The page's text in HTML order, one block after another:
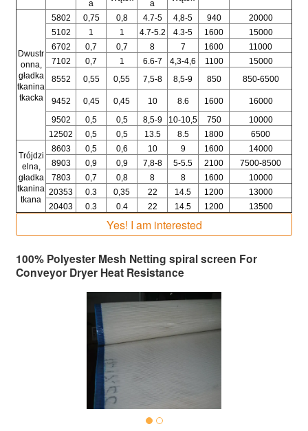
a a
Dwustr
onna,
gładka
tkanina
tkacka
5802 0,75 0,8 4.7-5 4,8-5 940
20000
5102
1 1 4.7-5.2 4.3-5 1600
15000
6702
0,7 0,7 8 7 1600
11000
7102
0,7 1 6.6-7 4,3-4,6 1100
15000
8552
0,55 0,55 7,5-8 8,5-9 850 850-6500
9452 0,45 0,45 10 8.6 1600
16000
9502
0,5 0,5 8,5-9 10-10,5 750
10000
12502
0,5 0,5 13.5 8.5 1800 6500
Trójdzi
elna,
gładka
tkanina
tkana
8603 0,5 0,6 10 9 1600
14000
8903
0,9 0,9 7,8-8 5-5.5 2100
7500-8500
7803
0,7 0,8 8 8 1600
10000
20353
0.3 0,35 22 14.5 1200
13000
20403
0.3 0.4 22 14.5 1200 13500
Yes! I am interested
100% Polyester Mesh Netting spiral screen For
Conveyor Dryer Heat Resistance